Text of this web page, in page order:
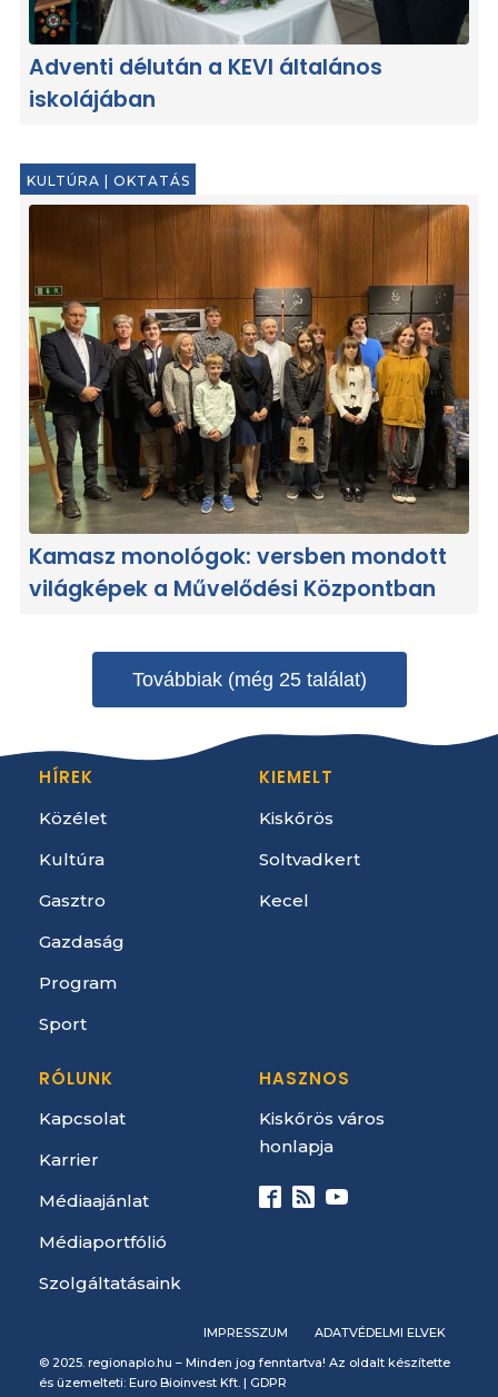
Adventi délután a KEVI általános
iskolájában
KULTÚRA | OKTATÁS
Kamasz monológok: versben mondott
világképek a Művelődési Központban
Továbbiak (még 25 találat)
HÍREK
Közélet
Kultúra
Gasztro
Gazdaság
Program
Sport
KIEMELT
Kiskőrös
Soltvadkert
Kecel
RÓLUNK
Kapcsolat
Karrier
Médiaajánlat
Médiaportfólió
Szolgáltatásaink
HASZNOS
Kiskőrös város
honlapja
© 2025. regionaplo.hu – Minden jog fenntartva! Az oldalt készítette
és üzemelteti: Euro Bioinvest Kft. | GDPR
IMPRESSZUM ADATVÉDELMI ELVEK